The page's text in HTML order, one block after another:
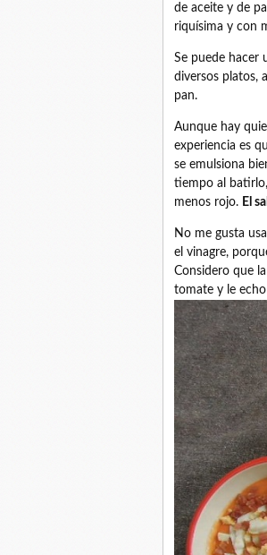
de aceite y de
riquísima y con
Se puede hacer
diversos platos,
pan.
Aunque hay
experiencia es
se emulsiona
tiempo al
menos rojo. El
No me gusta
el vinagre,
Considero que
tomate y le